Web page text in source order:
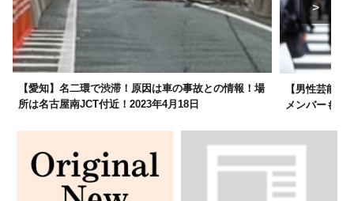
【愛知】名二環で渋滞！原因は車の事故との情報！場
所は名古屋南JCT付近！2023年4月18日
【男性芸能
メンバーもラ